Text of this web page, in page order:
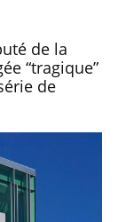
de la
“tragique”
de